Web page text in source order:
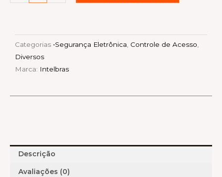
Robusta
Confiável
quantidade
Categorias •Segurança Eletrônica Controle de Acesso
Diversos
Marca: Intelbras
Descrição
Avaliações (0)